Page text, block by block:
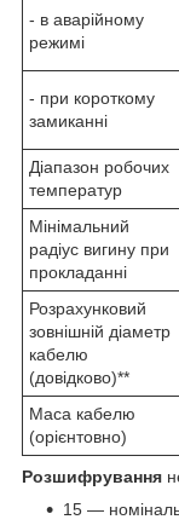
- в аварійному
режимі
- при короткому
замиканні
Діапазон робочих
температур
Мінімальний
радіус вигину при
прокладанні
Розрахунковий
зовнішній діаметр
кабелю
(довідково)**
Маса кабелю
(орієнтовно)
Розшифрування
15 —